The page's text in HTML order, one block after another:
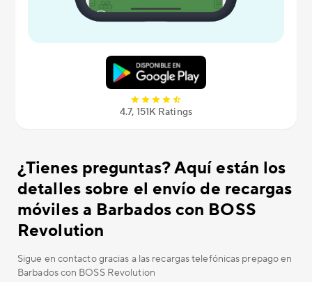
4.7, 151K Ratings
¿Tienes preguntas? Aquí están los
detalles sobre el envío de recargas
móviles a Barbados con BOSS
Revolution
Sigue en contacto gracias a las recargas telefónicas prepago en
Barbados con BOSS Revolution